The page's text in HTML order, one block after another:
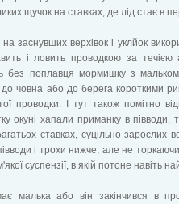
щучок на ставках, де лід стає в
заснувших верхівок і уклйок
і ловить проводкою за
без поплавця мормишку з
човна або до берега короткими
проводки. І тут також помітно
окуні хапали приманку в
ставках, суцільно
і трохи нижче, але не
суспензії, в якій потоне навіть
малька або він закінчився в